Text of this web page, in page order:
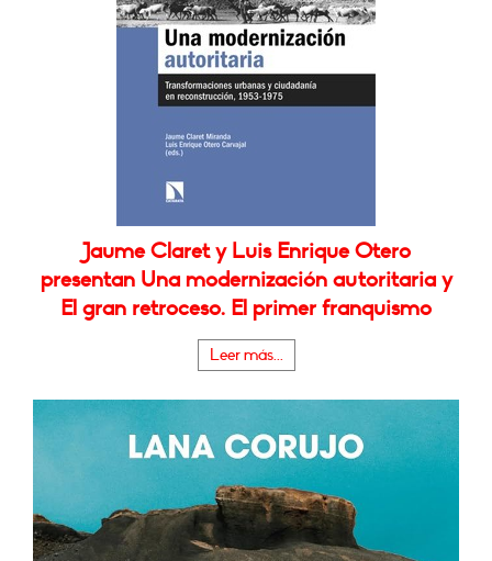
Jaume Claret y Luis Enrique Otero
presentan Una modernización autoritaria y
El gran retroceso. El primer franquismo
Leer más...